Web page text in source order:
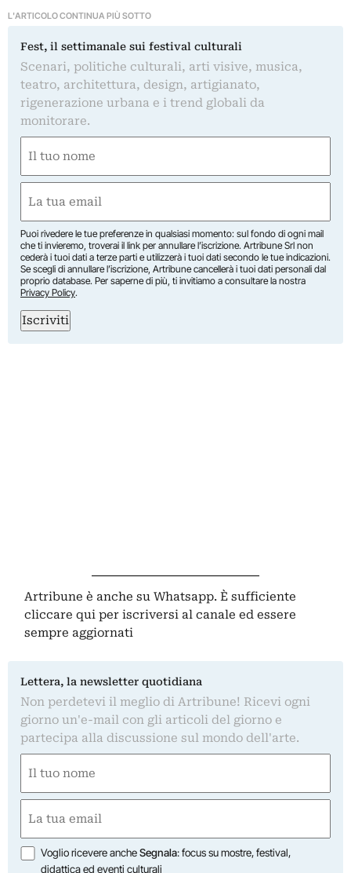
L'ARTICOLO CONTINUA PIÙ SOTTO
Fest, il settimanale sui festival culturali
Scenari, politiche culturali, arti visive, musica,
teatro, architettura, design, artigianato,
rigenerazione urbana e i trend globali da
monitorare.
(Required)
First
(Required)
Puoi rivedere le tue preferenze in qualsiasi momento: sul fondo di ogni mail
che ti invieremo, troverai il link per annullare l’iscrizione. Artribune Srl non
cederà i tuoi dati a terze parti e utilizzerà i tuoi dati secondo le tue indicazioni.
Se scegli di annullare l’iscrizione, Artribune cancellerà i tuoi dati personali dal
proprio database. Per saperne di più, ti invitiamo a consultare la nostra
Privacy Policy.
Iscriviti
Artribune è anche su Whatsapp. È sufficiente
cliccare qui per iscriversi al canale ed essere
sempre aggiornati
Lettera, la newsletter quotidiana
Non perdetevi il meglio di Artribune! Ricevi ogni
giorno un'e-mail con gli articoli del giorno e
partecipa alla discussione sul mondo dell'arte.
(Required)
First
(Required)
Opzioni
Voglio ricevere ancheSegnala: focus su mostre, festival,
didattica ed eventi culturali